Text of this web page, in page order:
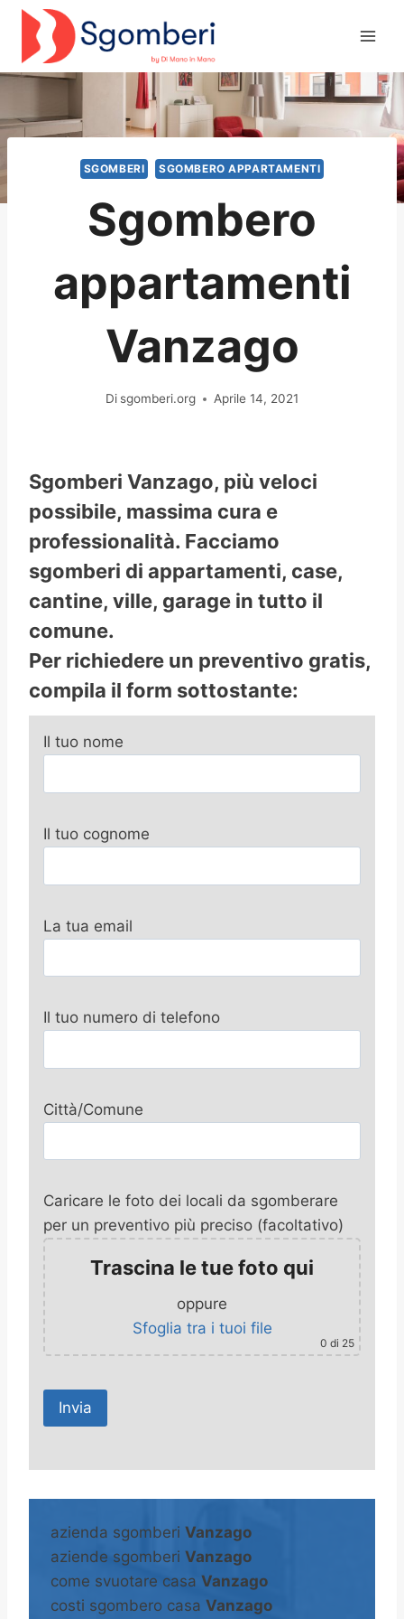
Salta
contenuto
SGOMBERI SGOMBERO APPARTAMENTI
Sgombero
appartamenti
Vanzago
Di sgomberi.org Aprile 14, 2021
Sgomberi Vanzago, più veloci
possibile, massima cura e
professionalità. Facciamo
sgomberi di appartamenti, case,
cantine, ville, garage in tutto il
comune.
Per richiedere un preventivo gratis,
compila il form sottostante:
Il tuo nome
Il tuo cognome
La tua email
Il tuo numero di telefono
Città/Comune
Caricare le foto dei locali da sgomberare
per un preventivo più preciso (facoltativo)
Trascina le tue foto qui
oppure
Sfoglia tra i tuoi file
0 di 25
A
e
n
a
azienda sgomberi Vanzago
aziende sgomberi Vanzago
come svuotare casa Vanzago
costi sgombero casa Vanzago